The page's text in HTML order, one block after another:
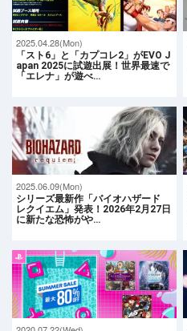
2025.04.28(Mon)
「スト6」と「カプコレ2」がEVO J
apan 2025に試遊出展！世界最速で
「エレナ」が遊べ…
2025.06.09(Mon)
シリーズ最新作「バイオハザード
レクイエム」発表！2026年2月27日
に新たな恐怖がや…